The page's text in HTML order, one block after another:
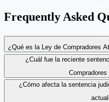
Frequently Asked
¿Qué es la Ley de Compradores
¿Cuál fue la reciente
¿Cómo afecta la sentencia